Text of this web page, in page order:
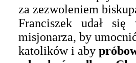
za zezwoleniem
Franciszek udał się
misjonarza, by
katolików i aby